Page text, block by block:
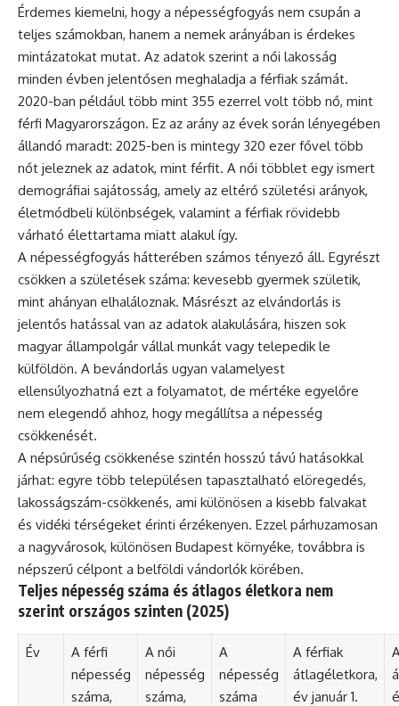
Érdemes kiemelni, hogy a népességfogyás nem csupán a
teljes számokban, hanem a nemek arányában is érdekes
mintázatokat mutat. Az adatok szerint a női lakosság
minden évben jelentősen meghaladja a férfiak számát.
2020-ban például több mint 355 ezerrel volt több nő, mint
férfi Magyarországon. Ez az arány az évek során lényegében
állandó maradt: 2025-ben is mintegy 320 ezer fővel több
nőt jeleznek az adatok, mint férfit. A női többlet egy ismert
demográfiai sajátosság, amely az eltérő születési arányok,
életmódbeli különbségek, valamint a férfiak rövidebb
várható élettartama miatt alakul így.
A népességfogyás hátterében számos tényező áll. Egyrészt
csökken a születések száma: kevesebb gyermek születik,
mint ahányan elhaláloznak. Másrészt az elvándorlás is
jelentős hatással van az adatok alakulására, hiszen sok
magyar állampolgár vállal munkát vagy telepedik le
külföldön. A bevándorlás ugyan valamelyest
ellensúlyozhatná ezt a folyamatot, de mértéke egyelőre
nem elegendő ahhoz, hogy megállítsa a népesség
csökkenését.
A népsűrűség csökkenése szintén hosszú távú hatásokkal
járhat: egyre több településen tapasztalható elöregedés,
lakosságszám-csökkenés, ami különösen a kisebb falvakat
és vidéki térségeket érinti érzékenyen. Ezzel párhuzamosan
a nagyvárosok, különösen Budapest környéke, továbbra is
népszerű célpont a belföldi vándorlók körében.
Teljes népesség száma és átlagos életkora nem
szerint országos szinten (2025)
Év
A férfi
népesség
száma,
A női
népesség
száma,
A
népesség
száma
A férfiak
átlagéletkora,
év január 1.